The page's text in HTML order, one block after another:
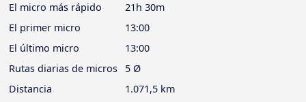
El micro más rápido
21h 30m
El primer micro
13:00
El último micro
13:00
Rutas diarias de micros
5 Ø
Distancia
1.071,5 km